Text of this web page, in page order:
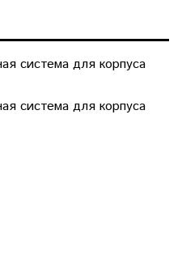
система для корпуса
система для корпуса